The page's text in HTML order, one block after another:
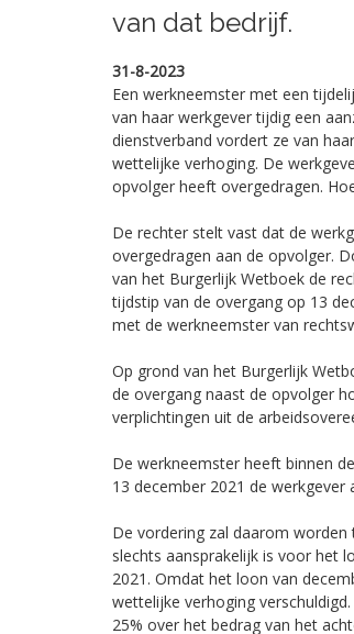
van dat bedrijf.
31-8-2023
Een werkneemster met een
van haar werkgever tijdig een
dienstverband vordert ze van
wettelijke verhoging. De
opvolger heeft overgedragen.
De rechter stelt vast dat de
overgedragen aan de opvolger.
van het Burgerlijk Wetboek de
tijdstip van de overgang op 13
met de werkneemster van
Op grond van het Burgerlijk
de overgang naast de opvolger
verplichtingen uit de
De werkneemster heeft binnen
13 december 2021 de
De vordering zal daarom
slechts aansprakelijk is voor het
2021. Omdat het loon van
wettelijke verhoging
25% over het bedrag van het